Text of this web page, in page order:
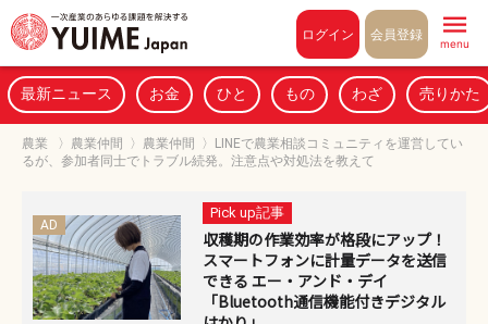
ログイン 会員登録
menu
最新ニュース お金 ひと もの わざ 売りかた
農業 〉 農業仲間 〉 農業仲間 〉
LINEで農業相談コミュニティを運営してい
るが、参加者同士でトラブル続発。注意点や対処法を教えて
AD
Pick up記事
収穫期の作業効率が格段にアップ！
スマートフォンに計量データを送信
できる エー・アンド・デイ
「Bluetooth通信機能付きデジタル